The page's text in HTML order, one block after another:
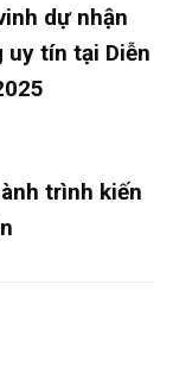
dự nhận
uy tín tại Diễn
trình kiến